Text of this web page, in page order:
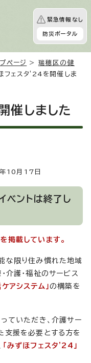
緊急情報なし
防災ポータル
ページ > 瑞穂区の健
フェスタ'24を開催しま
催しました
10月17日
ベントは終了し
掲載しています。
な限り住み慣れた地域
介護・福祉のサービス
アシステム」の構築を
ていただき、介護サー
支援を必要とする方を
「みずほフェスタ'24」